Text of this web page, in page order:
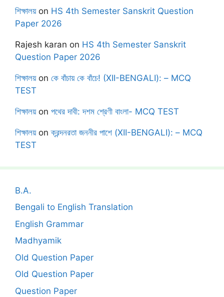
শিক্ষালয়on HS 4th Semester Sanskrit Question
Paper 2026
Rajesh karan on HS 4th Semester Sanskrit
Question Paper 2026
শিক্ষালয়on কে বাঁচায় কে বাঁচে! (XII-BENGALI): – MCQ
TEST
শিক্ষালয়on পথের দাবী: দশম শ্রেণী বাংলা- MCQ TEST
শিক্ষালয়onক্রন্দনরতা জননীর পাশে (XII-BENGALI): – MCQ
TEST
B.A.
Bengali to English Translation
English Grammar
Madhyamik
Old Question Paper
Old Question Paper
Question Paper